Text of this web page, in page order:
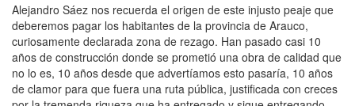
Alejandro Sáez nos recuerda el origen de este injusto peaje que
deberemos pagar los habitantes de la provincia de Arauco,
curiosamente declarada zona de rezago. Han pasado casi 10
años de construcción donde se prometió una obra de calidad que
no lo es, 10 años desde que advertíamos esto pasaría, 10 años
de clamor para que fuera una ruta pública, justificada con creces